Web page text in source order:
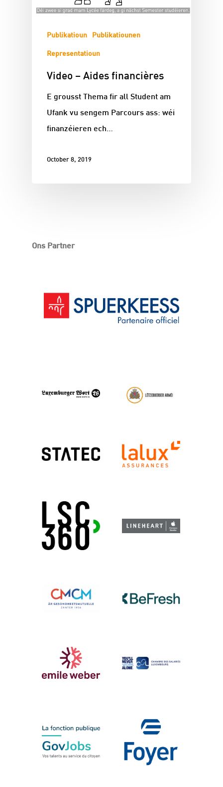
Publikatioun Publikatiounen
Representatioun
Video – Aides financières
E grousst Thema fir all Student am
Ufank vu sengem Parcours ass: wéi
finanzéieren ech…
October 8, 2019
Ons Partner